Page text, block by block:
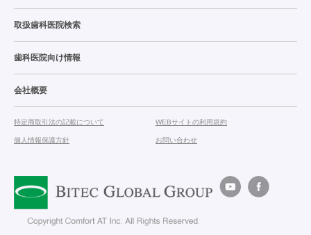
取扱歯科医院検索
歯科医院向け情報
会社概要
特定商取引法の記載について WEBサイトの利用規約
個人情報保護方針 お問い合わせ